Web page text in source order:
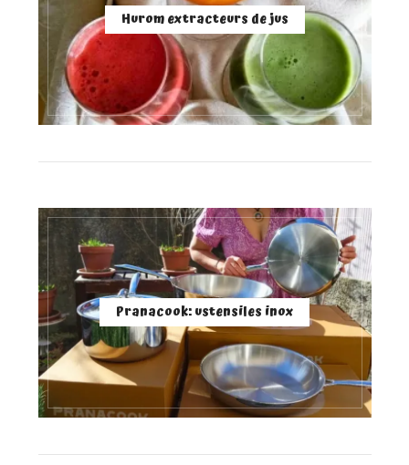
Hurom extracteurs de jus
Pranacook: ustensiles inox